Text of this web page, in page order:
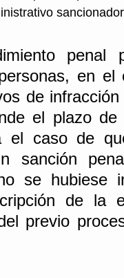
penal
en
de
el plazo
el caso de
sanción
se hubiese
de la
previo